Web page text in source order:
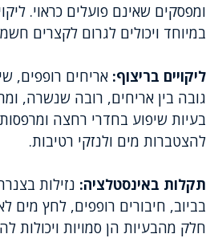
ומפסקים שאינם פועלים כראוי.
במיוחד ויכולים לגרום לקצרים
ליקויים בריצוף: אריחים רופפים,
גובה בין אריחים, רובה שנשרה,
בעיות שיפוע בחדרי רחצה
להצטברות מים ולנזקי רטיבות.
תקלות באינסטלציה: נזילות
בביוב, חיבורים רופפים, לחץ מים לא
חלק מהבעיות הן סמויות ויכולות